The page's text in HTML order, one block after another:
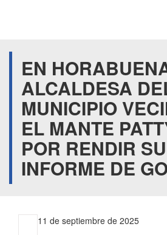
EN
ALCALDESA
MUNICIPIO
EL MANTE
POR RENDIR
INFORME DE
11 de septiembre de 2025